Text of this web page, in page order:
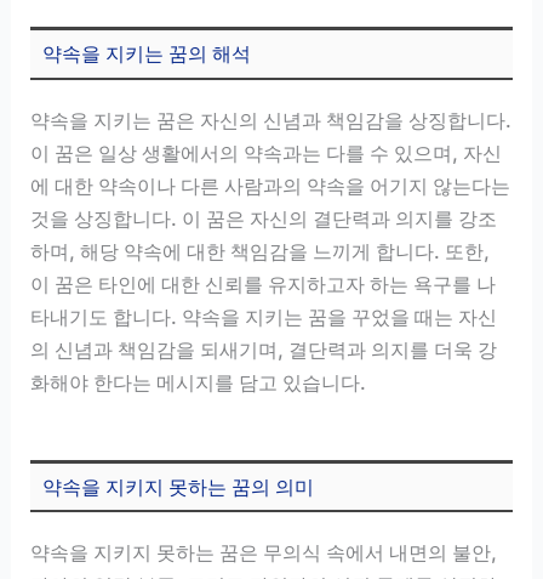
약속을 지키는 꿈의 해석
약속을 지키는 꿈은 자신의 신념과 책임감을 상징합니다.
이 꿈은 일상 생활에서의 약속과는 다를 수 있으며, 자신
에 대한 약속이나 다른 사람과의 약속을 어기지 않는다는
것을 상징합니다. 이 꿈은 자신의 결단력과 의지를 강조
하며, 해당 약속에 대한 책임감을 느끼게 합니다. 또한,
이 꿈은 타인에 대한 신뢰를 유지하고자 하는 욕구를 나
타내기도 합니다. 약속을 지키는 꿈을 꾸었을 때는 자신
의 신념과 책임감을 되새기며, 결단력과 의지를 더욱 강
화해야 한다는 메시지를 담고 있습니다.
약속을 지키지 못하는 꿈의 의미
약속을 지키지 못하는 꿈은 무의식 속에서 내면의 불안,